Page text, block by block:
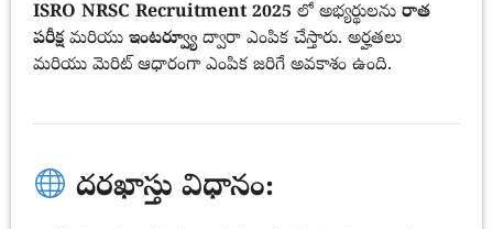
ISRO NRSC Recruitment 2025 లో అభ్యర్థులను రాత
పరీక్షమరియు ఇంటర్వ్యూద్వారా ఎంపిక చేస్తారు. అర్హతలు
మరియు మెరిట్ ఆధారంగా ఎంపిక జరిగే అవకాశం ఉంది.
దరఖాస్తు విధానం: